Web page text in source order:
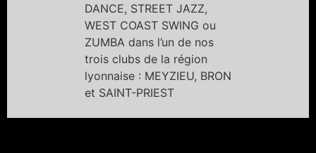
DANCE, STREET JAZZ,
WEST COAST SWING ou
ZUMBA dans l’un de nos
trois clubs de la région
lyonnaise : MEYZIEU, BRON
et SAINT-PRIEST